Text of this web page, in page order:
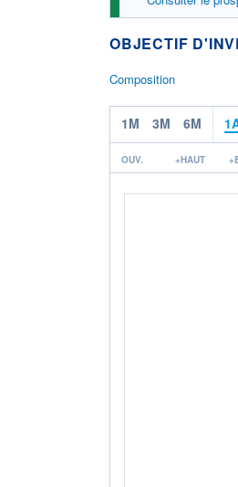
OBJECTIF
Composition
1M 3M 6M
OUV. +HAUT